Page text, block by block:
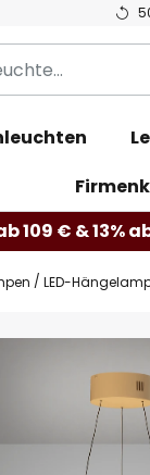
109 € & 13%
LED-